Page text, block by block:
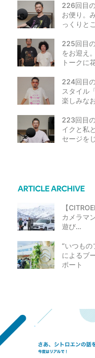
226回目
お便り。
っくりと
225回目
をお迎え
トークに
224回目
スタイル
楽しみな
223回目
イクと私
セージを
【
カメラマ
遊び…
“いつも
によるブ
ポート